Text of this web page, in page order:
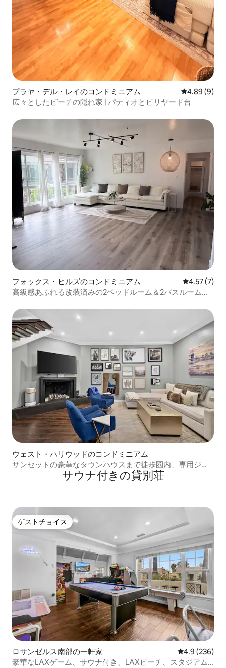
プラヤ・デル・レイのコンドミニアム レビュー9件
4.89 (9)
広々としたビーチの隠れ家 | パティオとビリヤード台
フォックス・ヒルズのコンドミニアム レビュー7
4.57 (7)
高級感あふれる改装済みの2ベッドルーム＆2バスルーム、
ウェスト・ハリウッドのコンドミニアム
サンセットの豪華なタウンハウスまで徒歩圏内、専用ジム
サウナ付きの貸別荘
ゲストチョイス
ゲストチョイス
ロサンゼルス南部の一軒家 レビュー236
4.9 (236)
豪華なLAXゲーム、サウナ付き、LAXビーチ、スタジアム